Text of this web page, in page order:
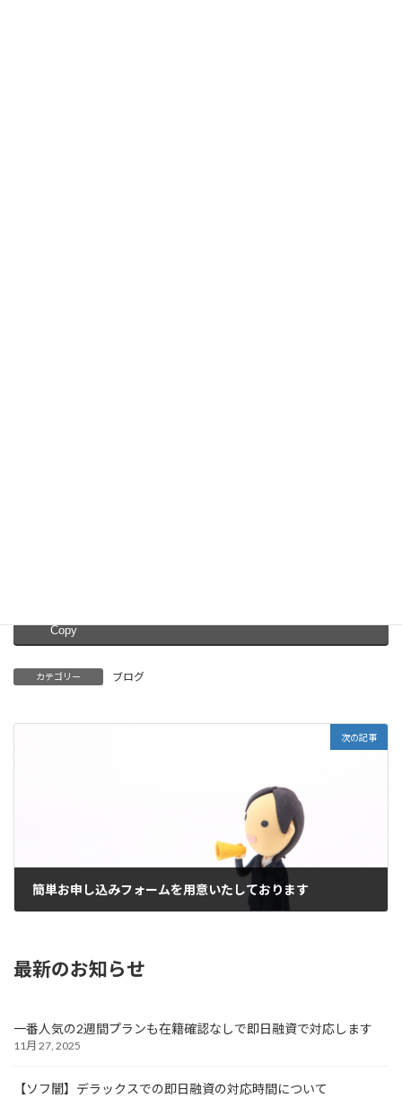
Copy
カテゴリー ブログ
次の記事
簡単お申し込みフォームを用意いたしております
最新のお知らせ
一番人気の2週間プランも在籍確認なしで即日融資で対応します
11月 27, 2025
【ソフ闇】デラックスでの即日融資の対応時間について